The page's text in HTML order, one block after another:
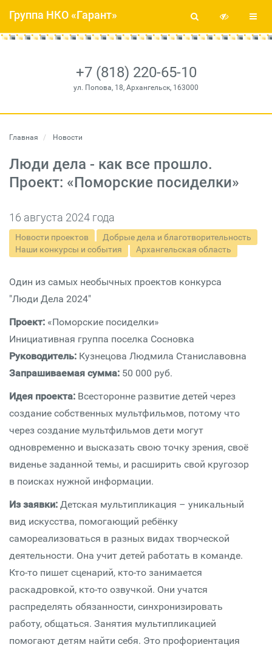
+7 (818) 220-65-10
ул. Попова, 18, Архангельск, 163000
Группа НКО «Гарант»
Главная Новости
Люди дела - как все прошло.
Проект: «Поморские посиделки»
16 августа 2024 года
Новости проектов
Добрые дела и благотворительность
Наши конкурсы и события
Архангельская область
Один из самых необычных проектов конкурса
"Люди Дела 2024"
Проект: «Поморские посиделки»
Инициативная группа поселка Сосновка
Руководитель: Кузнецова Людмила Станиславовна
Запрашиваемая сумма: 50 000 руб.
Идея проекта: Всесторонне развитие детей через
создание собственных мультфильмов, потому что
через создание мультфильмов дети могут
одновременно и высказать свою точку зрения, своё
виденье заданной темы, и расширить свой кругозор
в поисках нужной информации.
Из заявки: Детская мультипликация – уникальный
вид искусства, помогающий ребёнку
самореализоваться в разных видах творческой
деятельности. Она учит детей работать в команде.
Кто-то пишет сценарий, кто-то занимается
раскадровкой, кто-то озвучкой. Они учатся
распределять обязанности, синхронизировать
работу, общаться. Занятия мультипликацией
помогают детям найти себя. Это профориентация